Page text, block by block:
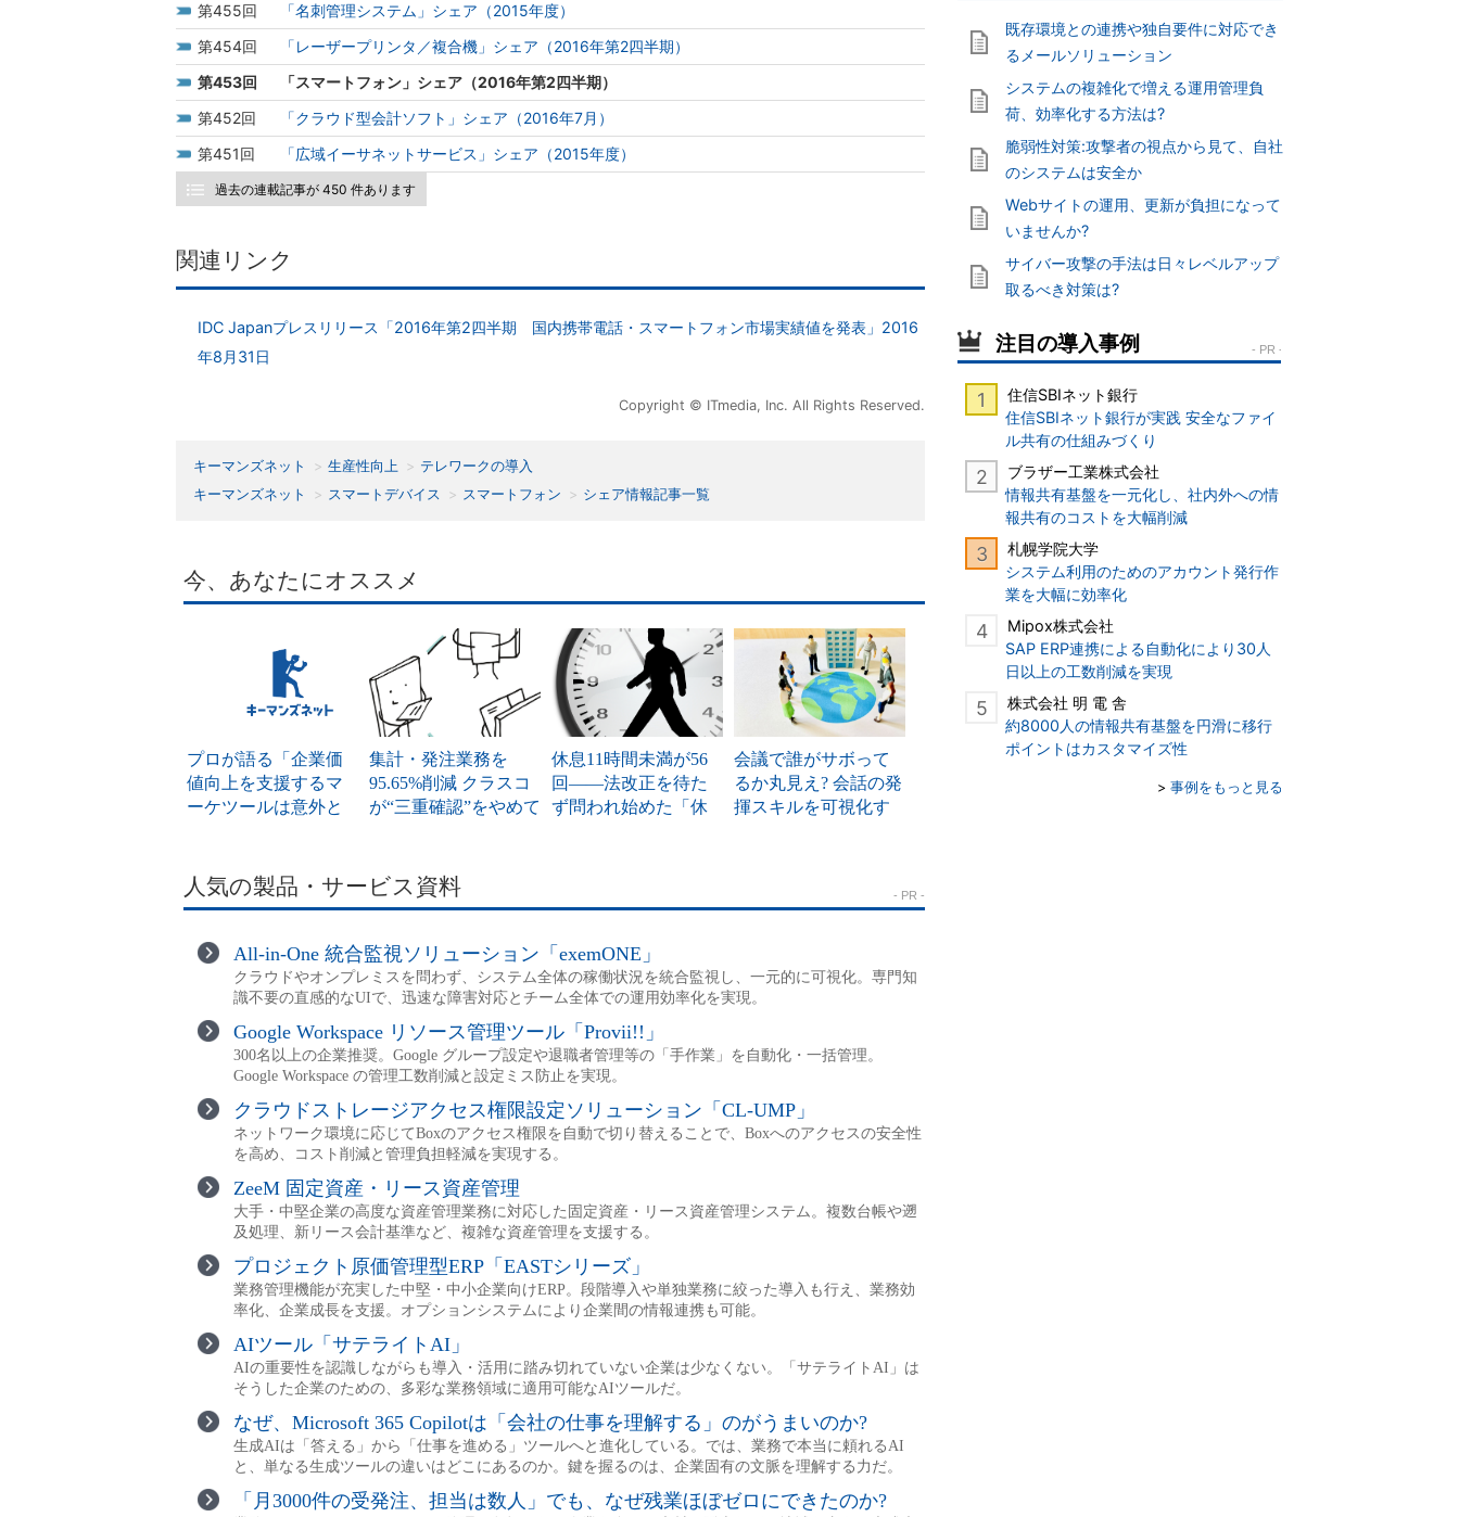
455
「名刺管理システム」シェア（2015年度）
454
「レーザープリンタ／複合機」シェア（2016年第2四半期）
453
「スマートフォン」シェア（2016年第2四半期）
452
「クラウド型会計ソフト」シェア（2016年7月）
451
「広域イーサネットサービス」シェア（2015年度）
過去の連載記事が 450 件あります
関連リンク
IDC Japanプレスリリース「2016年第2四半期 国内携帯電話・スマートフォン市場実績値を発表」2016
年8月31日
Copyright © ITmedia, Inc. All Rights Reserved.
キーマンズネット 生産性向上
テレワークの導入
キーマンズネット
スマートデバイス スマートフォン シェア情報記事一覧
既存環境との連携や独自要件に対応でき
るメールソリューション
システムの複雑化で増える運用管理負
荷、効率化する方法は?
脆弱性対策:攻撃者の視点から見て、自社
のシステムは安全か
Webサイトの運用、更新が負担になって
いませんか?
サイバー攻撃の手法は日々レベルアップ
取るべき対策は?